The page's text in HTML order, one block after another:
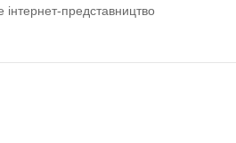
інтернет-представництво